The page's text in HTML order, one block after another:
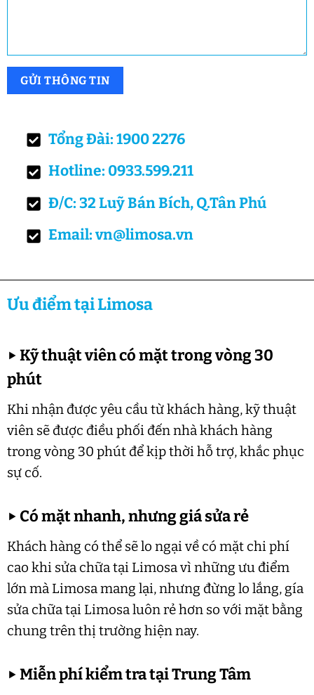
Tổng Đài: 1900 2276
Hotline: 0933.599.211
Đ/C: 32 Luỹ Bán Bích, Q.Tân Phú
Email: vn@limosa.vn
Ưu điểm tại Limosa
▶Kỹ thuật viên có mặt trong vòng 30
phút
Khi nhận được yêu cầu từ khách hàng, kỹ thuật
viên sẽ được điều phối đến nhà khách hàng
trong vòng 30 phút để kịp thời hỗ trợ, khắc phục
sự cố.
▶ Có mặt nhanh, nhưng giá sửa rẻ
Khách hàng có thể sẽ lo ngại về có mặt chi phí
cao khi sửa chữa tại Limosa vì những ưu điểm
lớn mà Limosa mang lại, nhưng đừng lo lắng, gía
sửa chữa tại Limosa luôn rẻ hơn so với mặt bằng
chung trên thị trường hiện nay.
▶Miễn phí kiểm tra tại Trung Tâm